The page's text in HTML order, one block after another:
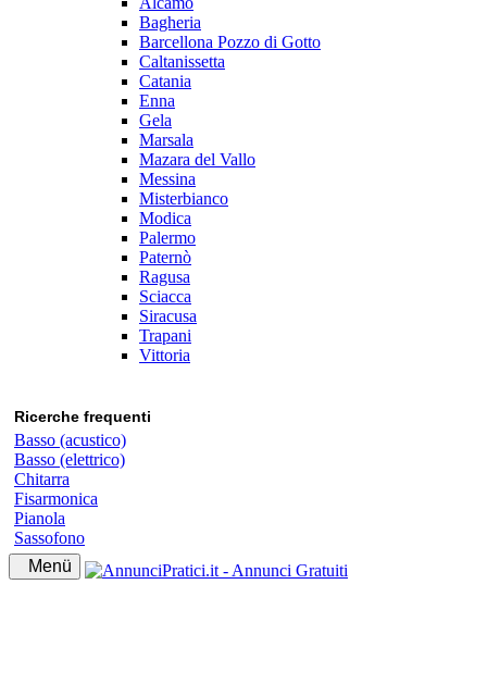
Bagheria
Barcellona Pozzo di Gotto
Caltanissetta
Catania
Enna
Gela
Marsala
Mazara del Vallo
Messina
Misterbianco
Modica
Palermo
Paternò
Ragusa
Sciacca
Siracusa
Trapani
Vittoria
Ricerche frequenti
Basso (acustico)
Basso (elettrico)
Chitarra
Fisarmonica
Pianola
Sassofono
Menü